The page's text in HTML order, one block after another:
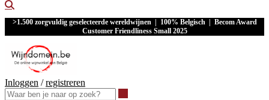
>1.500 zorgvuldig geselecteerde wereldwijnen | 100% Belgisch | Becom Award
Customer Friendliness Small 2025
Inloggen /registreren